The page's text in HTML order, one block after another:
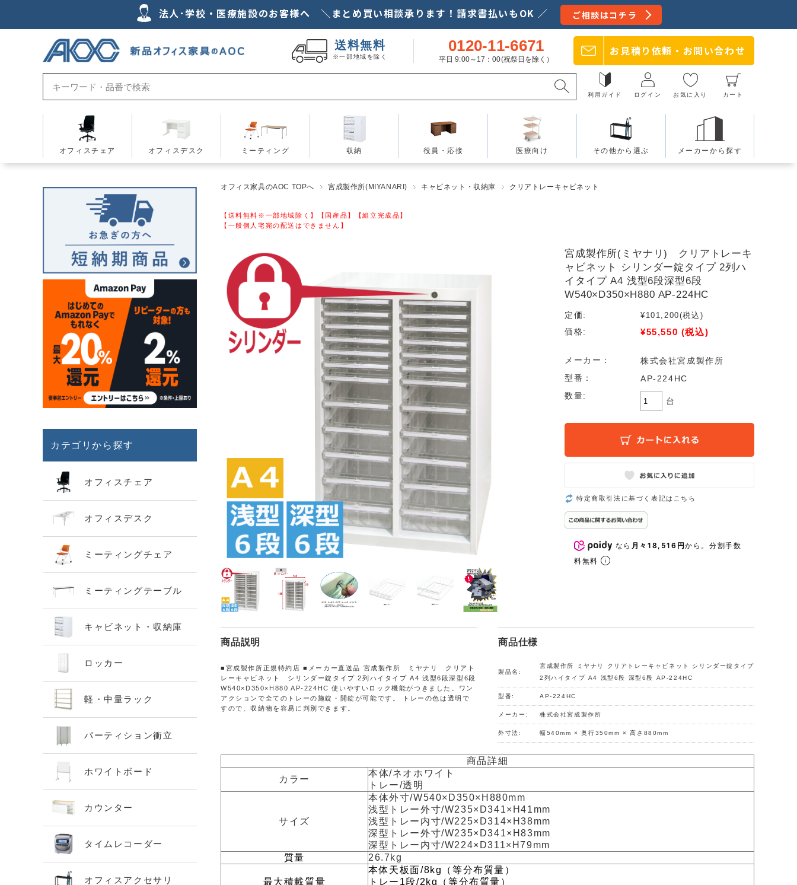
法人･学校・医療施設のお客様へ ＼まとめ買い相談承ります！請求書払いもOK ／ ご相談はコチラ
送料無料
※一部地域を除く
0120-11-6671
平日 9:00～17：00(祝祭日を除く）
お見積り依頼・ お問い合わせ
利用ガイド ログイン お気に入り カート
オフィスチェア オフィスデスク ミーティング 収納 役員・応接 医療向け その他から選ぶ メーカーから探す
オフィス家具のAOC TOPへ 宮成製作所(MIYANARI) キャビネット・収納庫 クリアトレーキャビネット
【送料無料※一部地域除く】【国産品】【組立完成品】
【一般個人宅宛の配送はできません】
宮成製作所(ミヤナリ) クリアトレーキ
ャビネット シリンダー錠タイプ 2列ハ
イタイプ A4 浅型6段深型6段
W540×D350×H880 AP-224HC
定価: ¥101,200(税込)
価格:
¥55,550 (税込)
メーカー：
株式会社宮成製作所
型番：
AP-224HC
数量:
台
特定商取引法に基づく表記はこちら
なら 月々18,516円から。分割手数
料無料
商品説明
■宮成製作所正規特約店 ■メーカー直送品 宮成製作所 ミヤナリ クリアト
レーキャビネット シリンダー錠タイプ 2列ハイタイプ A4 浅型6段深型6段
W540×D350×H880 AP-224HC 使いやすいロック機能がつきました。ワン
アクションで全てのトレーの施錠・開錠が可能です。 トレーの色は透明で
すので、収納物を容易に判別できます。
商品仕様
製品名:
宮成製作所 ミヤナリ クリアトレーキャビネット シリンダー錠タイプ
2列ハイタイプ A4 浅型6段 深型6段 AP-224HC
型番: AP-224HC
メーカー: 株式会社宮成製作所
外寸法: 幅540mm × 奥行350mm × 高さ880mm
商品詳細
カラー
本体/ネオホワイト
トレー/透明
サイズ
本体外寸/W540×D350×H880mm
浅型トレー外寸/W235×D341×H41mm
浅型トレー内寸/W225×D314×H38mm
深型トレー外寸/W235×D341×H83mm
深型トレー内寸/W224×D311×H79mm
質量
26.7kg
最大積載質量
本体天板面/8kg（等分布質量）
トレー1段/2kg（等分布質量）
カテゴリから探す
オフィスチェア
オフィスデスク
ミーティングチェア
ミーティングテーブル
キャビネット・収納庫
ロッカー
軽・中量ラック
パーティション衝立
ホワイトボード
カウンター
タイムレコーダー
オフィスアクセサリ